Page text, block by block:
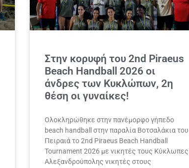
Στην κορυφή του 2nd Piraeus
Beach Handball 2026 οι
άνδρες των Κυκλώπων, 2η
θέση οι γυναίκες!
Ολοκληρώθηκε στην πανέμορφο γήπεδο
beach handball στην παραλία Βοτσαλάκια του
Πειραιά το 2nd Piraeus Beach Handball
Tournament 2026 με νικητές τους Κύκλωπες
Αλεξανδρούπολης νικητές στους